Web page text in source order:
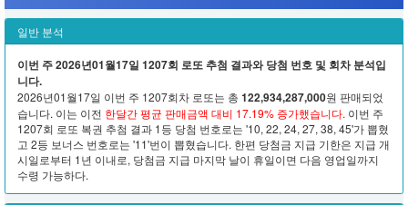
일반 분석
이번 주 2026년01월17일 1207회 로또 추첨 결과와 당첨 번호 및 회차 분석입
니다.
2026년01월17일 이번 주 1207회차 로또는 총 122,934,287,000원 판매되었
습니다. 이는 이전 한달간 평균 판매금액 대비 17.19% 증가했습니다. 이번 주
1207회 로또 복권 추첨 결과 1등 당첨 번호로는 '10, 22, 24, 27, 38, 45'가 뽑혔
고 2등 보너스 번호로는 '11'번이 뽑혔습니다. 한편 당첨금 지급 기한은 지급 개
시일로부터 1년 이내로, 당첨금 지급 마지막 날이 휴일이면 다음 영업일까지
수령 가능하다.